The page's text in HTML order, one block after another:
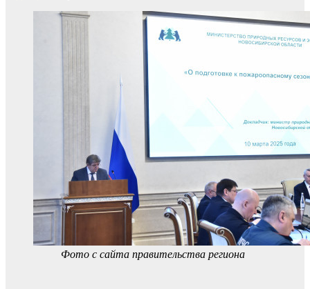
Фото с сайта правительства региона